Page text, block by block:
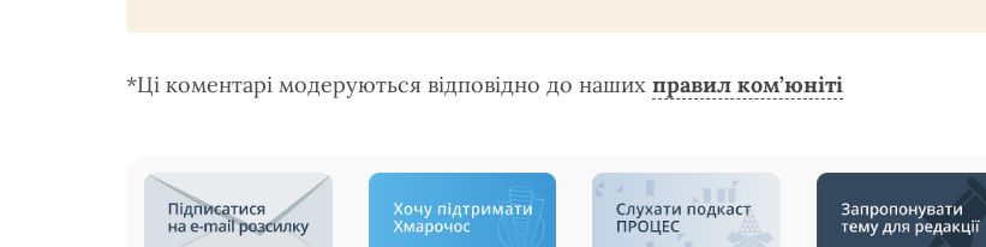
*Ці коментарі модеруються відповідно до наших правил ком’юніті